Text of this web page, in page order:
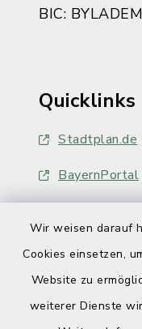
Wir weisen darauf
Cookies einsetzen,
Website zu
weiterer Dienste
BIC:
Quicklinks
Stadtplan.de
BayernPortal